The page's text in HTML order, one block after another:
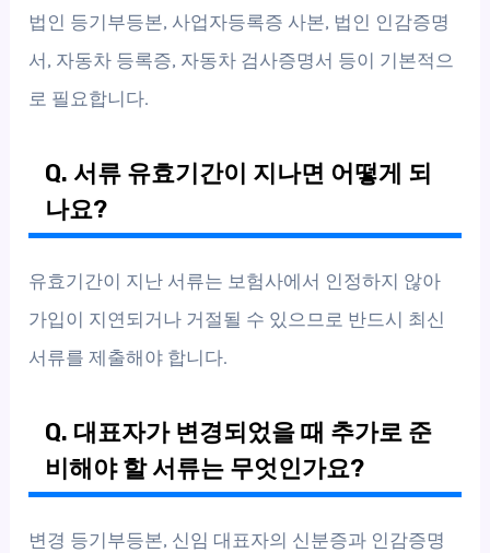
법인 등기부등본, 사업자등록증 사본, 법인 인감증명
서, 자동차 등록증, 자동차 검사증명서 등이 기본적으
로 필요합니다.
Q. 서류 유효기간이 지나면 어떻게 되
나요?
유효기간이 지난 서류는 보험사에서 인정하지 않아
가입이 지연되거나 거절될 수 있으므로 반드시 최신
서류를 제출해야 합니다.
Q. 대표자가 변경되었을 때 추가로 준
비해야 할 서류는 무엇인가요?
변경 등기부등본, 신임 대표자의 신분증과 인감증명